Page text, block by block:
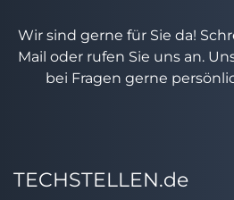
Wir sind gerne für Sie da!
Mail oder rufen Sie uns an.
bei Fragen gerne
TECHSTELLEN.de